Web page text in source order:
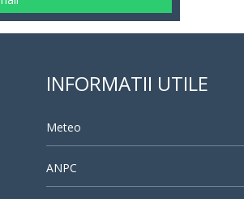
INFORMATII UTILE
Meteo
ANPC